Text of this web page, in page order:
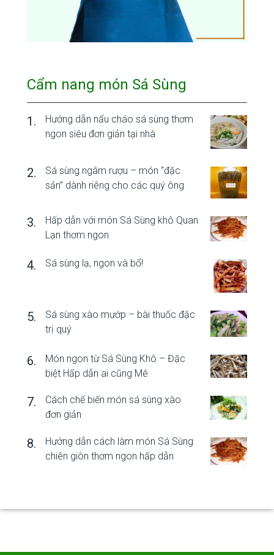
Cẩm nang món Sá Sùng
Hướng dẫn nấu cháo sá sùng thơm
ngon siêu đơn giản tại nhà
Sá sùng ngâm rượu – món “đặc
sản” dành riêng cho các quý ông
Hấp dẫn với món Sá Sùng khô Quan
Lạn thơm ngon
Sá sùng lạ, ngon và bổ!
Sá sùng xào mướp – bài thuốc đặc
trị quý
Món ngon từ Sá Sùng Khô – Đặc
biệt Hấp dẫn ai cũng Mê
Cách chế biến món sá sùng xào
đơn giản
Hướng dẫn cách làm món Sá Sùng
chiên giòn thơm ngon hấp dẫn